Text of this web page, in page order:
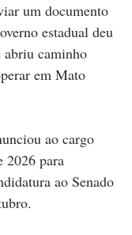
um documento
estadual deu
abriu caminho
em Mato
ao cargo
2026 para
ao Senado